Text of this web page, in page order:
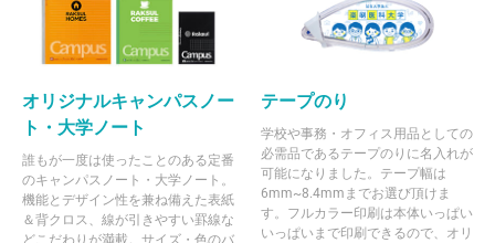
オリジナルキャンパスノー
ト・大学ノート
誰もが一度は使ったことのある定番
のキャンパスノート・大学ノート。
機能とデザイン性を兼ね備えた表紙
＆背クロス、線が引きやすい罫線な
テープのり
学校や事務・オフィス用品としての
必需品であるテープのりに名入れが
可能になりました。テープ幅は
6mm~8.4mmまでお選び頂けま
す。フルカラー印刷は本体いっぱい
いっぱいまで印刷できるので、オリ